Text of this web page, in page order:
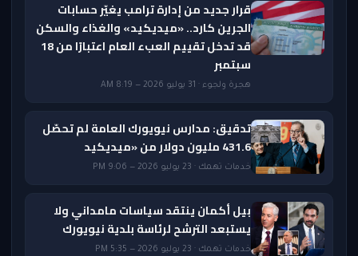
قرار جديد من إدارة ترامب يغيّر حسابات
الجرين كارد.. «ميديكيد» والغذاء والسكن
قد تدخل تقييم العبء العام اعتبارًا من 18
سبتمبر
هجرة ولجوء · 31 يوليو 2026 — 8:19 AM
تدقيق: مدارس نيويورك العامة لم تحصّل
431.6 مليون دولار من «ميديكيد
خدمات تهمك · 23 يوليو 2026 — 9:06 PM
بيل أكمان ينتقد سياسات مامداني ولا
يستبعد الترشح لرئاسة بلدية نيويورك
خدمات تهمك · 23 يوليو 2026 — 5:35 PM